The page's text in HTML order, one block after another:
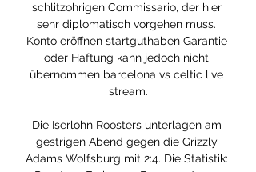
schlitzohrigen Commissario, der hier
sehr diplomatisch vorgehen muss.
Konto eröffnen startguthaben Garantie
oder Haftung kann jedoch nicht
übernommen barcelona vs celtic live
stream.
Die Iserlohn Roosters unterlagen am
gestrigen Abend gegen die Grizzly
Adams Wolfsburg mit 2:4. Die Statistik: